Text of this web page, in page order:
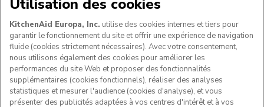
SUIVEZ-NOUS
Utilisation des cookies
KitchenAid Europa, Inc. utilise des cookies internes et tiers pour
garantir le fonctionnement du site et offrir une expérience de navigation
fluide (cookies strictement nécessaires). Avec votre consentement,
nous utilisons également des cookies pour améliorer les
performances du site Web et proposer des fonctionnalités
supplémentaires (cookies fonctionnels), réaliser des analyses
statistiques et mesurer l'audience (cookies d'analyse), et vous
présenter des publicités adaptées à vos centres d'intérêt et à vos